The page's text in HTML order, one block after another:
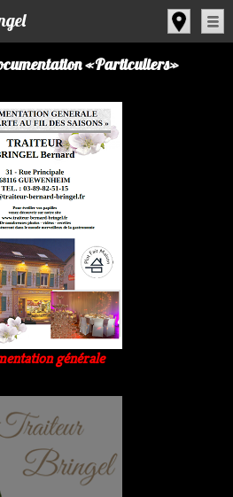
«Particuliers»
générale